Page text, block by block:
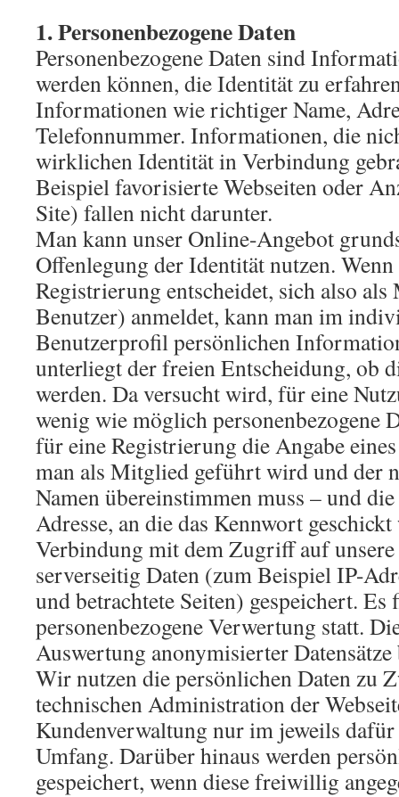
1. Personenbezogene Daten
Personenbezogene Daten sind
werden können, die Identität zu
Informationen wie richtiger Name,
Telefonnummer. Informationen, die
wirklichen Identität in Verbindung
Beispiel favorisierte Webseiten oder
Site) fallen nicht darunter.
Man kann unser Online-Angebot
Offenlegung der Identität nutzen.
Registrierung entscheidet, sich also
Benutzer) anmeldet, kann man im
Benutzerprofil persönlichen
unterliegt der freien Entscheidung, ob
werden. Da versucht wird, für eine
wenig wie möglich personenbezogene
für eine Registrierung die Angabe
man als Mitglied geführt wird und der
Namen übereinstimmen muss – und
Adresse, an die das Kennwort
Verbindung mit dem Zugriff auf unsere
serverseitig Daten (zum Beispiel IP-
und betrachtete Seiten) gespeichert. Es
personenbezogene Verwertung statt.
Auswertung anonymisierter
Wir nutzen die persönlichen Daten zu
technischen Administration der
Kundenverwaltung nur im jeweils
Umfang. Darüber hinaus werden
gespeichert, wenn diese freiwillig